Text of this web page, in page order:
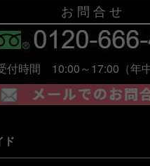
お 問 合 せ
付時間 10:00～17:00（年中
ド